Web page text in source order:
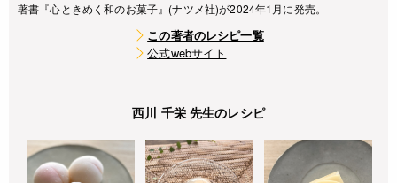
著書『心ときめく和のお菓子』(ナツメ社)が2024年1月に発売。
この著者のレシピ一覧
公式webサイト
西川 千栄 先生のレシピ